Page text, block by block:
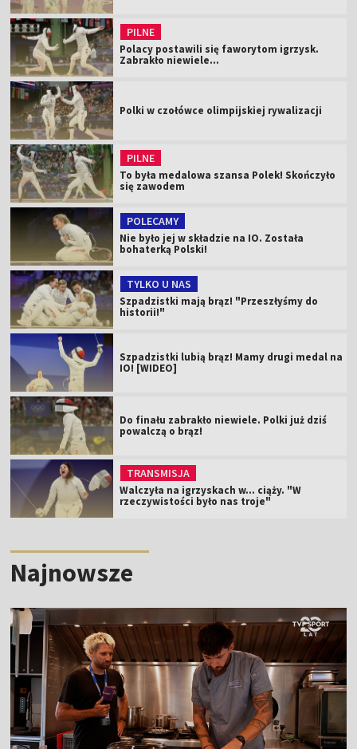
PILNE
Polacy postawili się faworytom igrzysk.
Zabrakło niewiele...
Polki w czołówce olimpijskiej rywalizacji
PILNE
To była medalowa szansa Polek! Skończyło
się zawodem
POLECAMY
Nie było jej w składzie na IO. Została
bohaterką Polski!
TYLKO U NAS
Szpadzistki mają brąz! "Przeszłyśmy do
historii!"
Szpadzistki lubią brąz! Mamy drugi medal na
IO! [WIDEO]
Do finału zabrakło niewiele. Polki już dziś
powalczą o brąz!
TRANSMISJA
Walczyła na igrzyskach w... ciąży. "W
rzeczywistości było nas troje"
Najnowsze